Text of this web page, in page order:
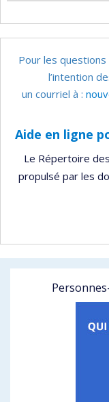
Pour les
l’intention
un courriel à :
Aide en ligne
Le Répertoire
propulsé par les